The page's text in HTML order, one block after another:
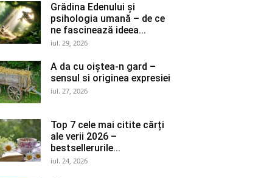
Grădina Edenului și
psihologia umană – de ce
ne fascinează ideea...
iul. 29, 2026
A da cu oiștea-n gard –
sensul si originea expresiei
iul. 27, 2026
Top 7 cele mai citite cărți
ale verii 2026 –
bestsellerurile...
iul. 24, 2026